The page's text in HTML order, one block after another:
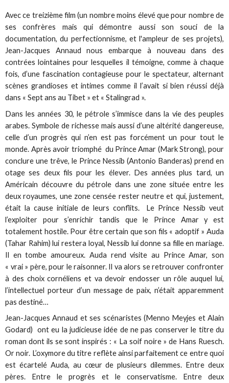
Avec ce treizième film (un nombre moins élevé que pour nombre de
ses confrères mais qui démontre aussi son souci de la
documentation, du perfectionnisme, et l'ampleur de ses projets),
Jean-Jacques Annaud nous embarque à nouveau dans des
contrées lointaines pour lesquelles il témoigne, comme à chaque
fois, d’une fascination contagieuse pour le spectateur, alternant
scènes grandioses et intimes comme il l’avait si bien réussi déjà
dans « Sept ans au Tibet » et « Stalingrad ».
Dans les années 30, le pétrole s’immisce dans la vie des peuples
arabes. Symbole de richesse mais aussi d’une altérité dangereuse,
celle d’un progrès qui n’en est pas forcément un pour tout le
monde. Après avoir triomphé du Prince Amar (Mark Strong), pour
conclure une trêve, le Prince Nessib (Antonio Banderas) prend en
otage ses deux fils pour les élever. Des années plus tard, un
Américain découvre du pétrole dans une zone située entre les
deux royaumes, une zone censée rester neutre et qui, justement,
était la cause initiale de leurs conflits. Le Prince Nessib veut
l’exploiter pour s’enrichir tandis que le Prince Amar y est
totalement hostile. Pour être certain que son fils « adoptif » Auda
(Tahar Rahim) lui restera loyal, Nessib lui donne sa fille en mariage.
Il en tombe amoureux. Auda rend visite au Prince Amar, son
« vrai » père, pour le raisonner. Il va alors se retrouver confronter
à des choix cornéliens et va devoir endosser un rôle auquel lui,
l’intellectuel porteur d’un message de paix, n’était apparemment
pas destiné…
Jean-Jacques Annaud et ses scénaristes (Menno Meyjes et Alain
Godard) ont eu la judicieuse idée de ne pas conserver le titre du
roman dont ils se sont inspirés : « La soif noire » de Hans Ruesch.
Or noir. L’oxymore du titre reflète ainsi parfaitement ce entre quoi
est écartelé Auda, au cœur de plusieurs dilemmes. Entre deux
pères. Entre le progrès et le conservatisme. Entre deux